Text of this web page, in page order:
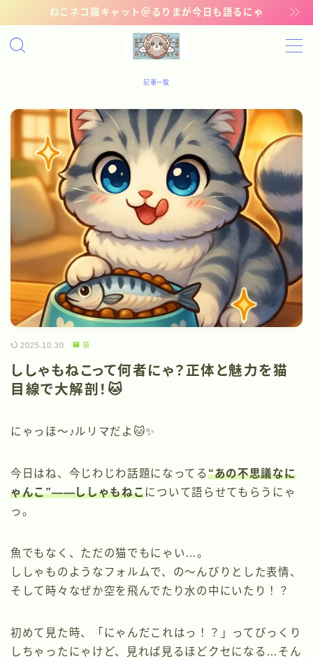
ねこネコ猫キャット＠るりまが今日も語るにゃ
MENU
管理猫ギャラリー
お問い合わせ
記事一覧
2025.10.30 猫
ししゃもねこって何者にゃ？正体と魅力を猫
目線で大解剖！🐱
にゃっほ〜♪ルリマだよ🐱✨
今日はね、今じわじわ話題になってる“あの不思議なに
ゃんこ”――ししゃもねこについて語らせてもらうにゃ
っ。
魚でもなく、ただの猫でもにゃい…。
ししゃものようなフォルムで、の〜んびりとした表情、
そして時々なぜか空を飛んでたり水の中にいたり！？
初めて見た時、「にゃんだこれはっ！？」ってびっくり
しちゃったにゃけど、見れば見るほどクセになる…そん